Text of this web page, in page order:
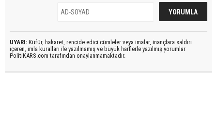
UYARI: Küfür, hakaret, rencide edici cümleler veya imalar, inançlara saldırı
içeren, imla kuralları ile yazılmamış ve büyük harflerle yazılmış yorumlar
PolitiKARS.com tarafından onaylanmamaktadır.